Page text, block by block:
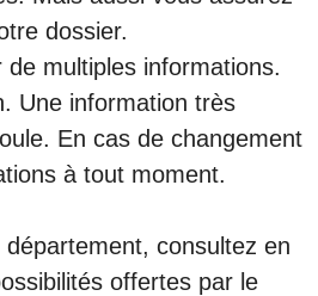
dossier.
multiples informations.
Une information très
En cas de changement
à tout moment.
consultez en
offertes par le